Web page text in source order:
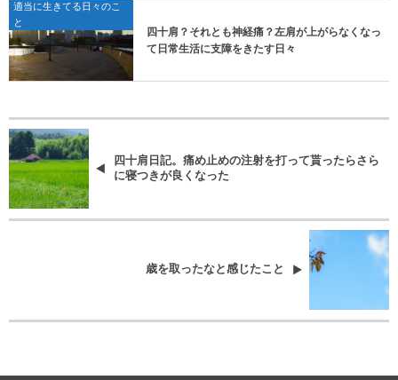
適当に生きてる日々のこ
と
四十肩？それとも神経痛？左肩が上がらなくなっ
て日常生活に支障をきたす日々
四十肩日記。痛め止めの注射を打って貰ったらさら
に寝つきが良くなった
歳を取ったなと感じたこと